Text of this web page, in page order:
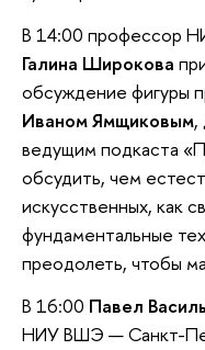
В 14:00 профессор
Галина Широкова
обсуждение фигуры
Иваном Ямщиковым,
ведущим подкаста
обсудить, чем
искусственных, как
фундаментальные
преодолеть, чтобы
В 16:00 Павел
НИУ ВШЭ — Санкт-